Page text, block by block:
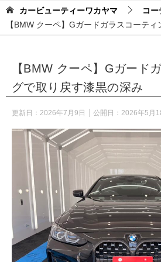
カービューティーワカヤマ
コ
【BMW クーペ】Gガードガラスコーテ
【BMW クーペ】Gガード
グで取り戻す漆黒の深み
更新日： 2026年7月9日 公開日： 2026年5月